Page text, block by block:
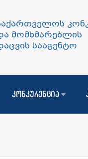
მომხმარებლის
სააგენტო
კონკურენცია